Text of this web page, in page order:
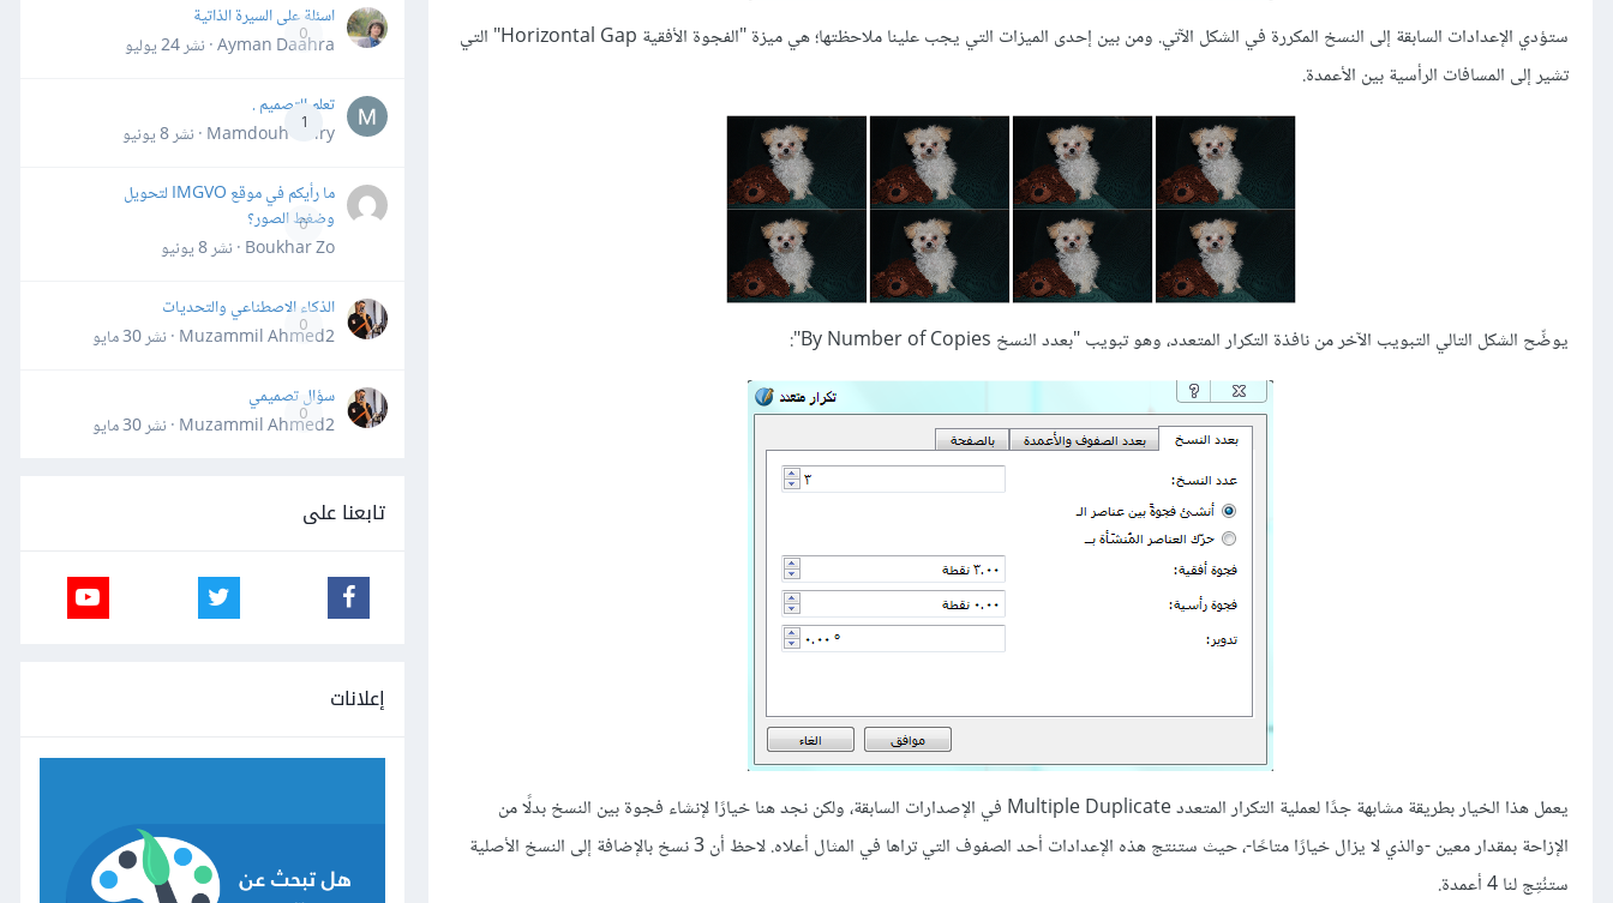
ستؤدي الإعدادات السابقة إلى النسخ المكررة في الشكل الآتي. ومن بين إحدى الميزات التي يجب علينا ملاحظتها؛ هي ميزة "الفجوة الأفقية Horizontal Gap" التي
تشير إلى المسافات الرأسية بين الأعمدة.
يوضِّح الشكل التالي التبويب الآخر من نافذة التكرار المتعدد، وهو تبويب "بعدد النسخ By Number of Copies":
يعمل هذا الخيار بطريقة مشابهة جدًا لعملية التكرار المتعدد Multiple Duplicate في الإصدارات السابقة، ولكن نجد هنا خيارًا لإنشاء فجوة بين النسخ بدلًا من
الإزاحة بمقدار معين -والذي لا يزال خيارًا متاحًا-، حيث ستنتج هذه الإعدادات أحد الصفوف التي تراها في المثال أعلاه. لاحظ أن 3 نسخ بالإضافة إلى النسخ الأصلية
ستنُتِج لنا 4 أعمدة.
0
اسئلة على السيرة الذاتية
Ayman Daahra · نشر
24 يوليو
1
تعلم التصميم .
Mamdouh Khiry · نشر
8 يونيو
0
ما رأيكم في موقع IMGVO لتحويل
وضغط الصور؟
Boukhar Zo · نشر
8 يونيو
0
الذكاء الاصطناعي والتحديات
Muzammil Ahmed2 · نشر
30 مايو
0
سؤال تصميمي
Muzammil Ahmed2 · نشر
30 مايو
تابعنا على
إعلانات